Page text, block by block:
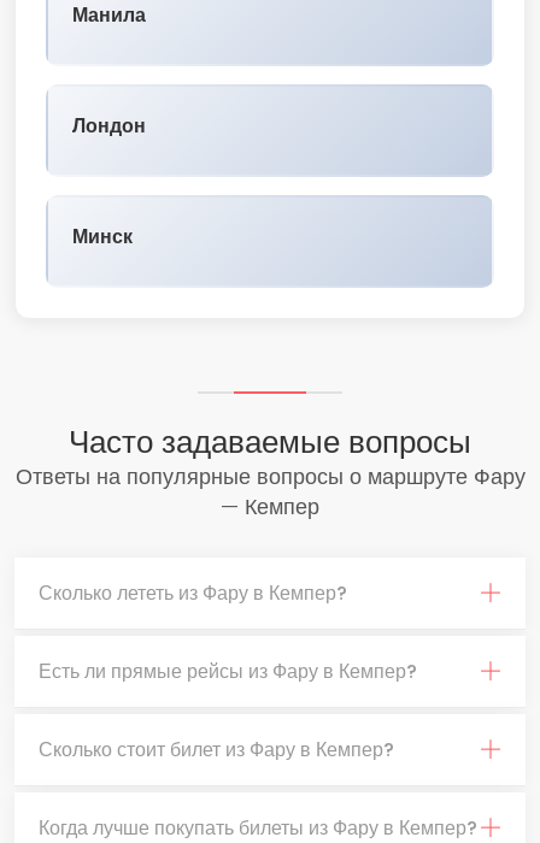
Манила
Лондон
Минск
Часто задаваемые вопросы
Ответы на популярные вопросы о маршруте Фару
— Кемпер
Сколько лететь из Фару в Кемпер?
Есть ли прямые рейсы из Фару в Кемпер?
Сколько стоит билет из Фару в Кемпер?
Когда лучше покупать билеты из Фару в Кемпер?